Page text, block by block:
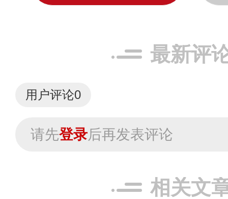
最新评
用户评论0
请先登录后再发表评论
相关文